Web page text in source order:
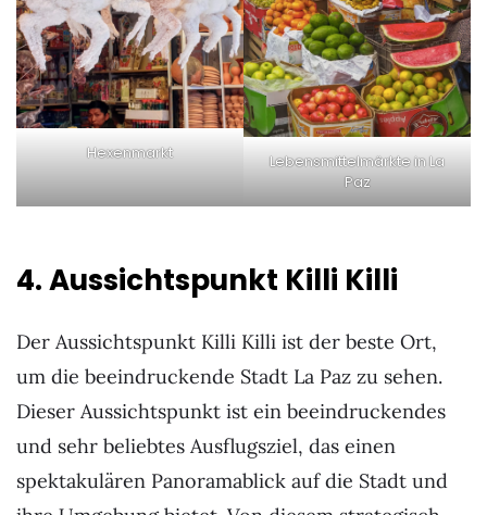
Hexenmarkt
Lebensmittelmärkte in La
Paz
4. Aussichtspunkt Killi Killi
Der Aussichtspunkt Killi Killi ist der beste Ort,
um die beeindruckende Stadt La Paz zu sehen.
Dieser Aussichtspunkt ist ein beeindruckendes
und sehr beliebtes Ausflugsziel, das einen
spektakulären Panoramablick auf die Stadt und